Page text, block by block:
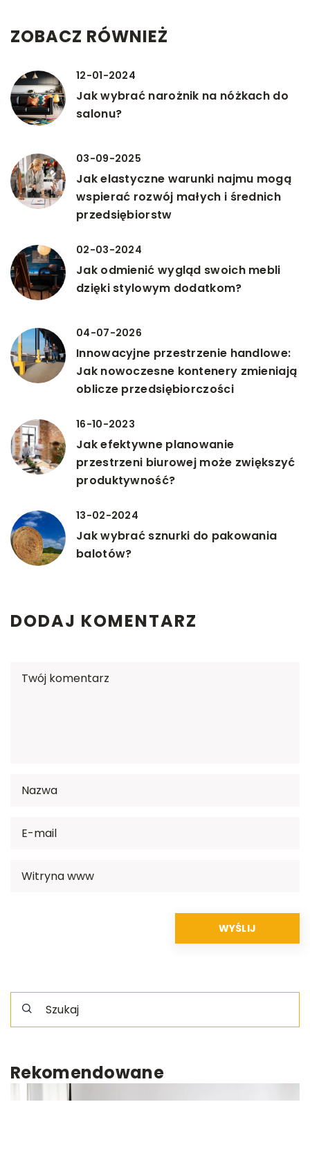
ZOBACZ RÓWNIEŻ
12-01-2024
Jak wybrać narożnik na nóżkach do
salonu?
03-09-2025
Jak elastyczne warunki najmu mogą
wspierać rozwój małych i średnich
przedsiębiorstw
02-03-2024
Jak odmienić wygląd swoich mebli
dzięki stylowym dodatkom?
04-07-2026
Innowacyjne przestrzenie handlowe:
Jak nowoczesne kontenery zmieniają
oblicze przedsiębiorczości
16-10-2023
Jak efektywne planowanie
przestrzeni biurowej może zwiększyć
produktywność?
13-02-2024
Jak wybrać sznurki do pakowania
balotów?
DODAJ KOMENTARZ
Rekomendowane